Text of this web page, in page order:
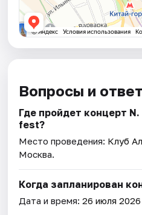
Вопросы и
Где пройдет концерт
fest?
Место проведения: Клуб
Москва.
Когда запланирован
Дата и время:26 июля 2026